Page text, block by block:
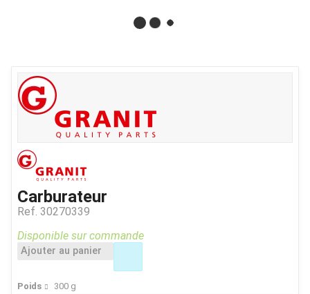
Carburateur
Ref. 30270339
Poids 300 g
Disponible sur commande
Ajouter au panier